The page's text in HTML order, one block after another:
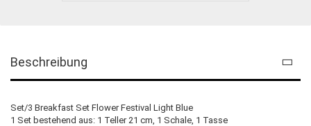
Beschreibung
Set/3 Breakfast Set Flower Festival Light Blue
1 Set bestehend aus: 1 Teller 21 cm, 1 Schale, 1 Tasse